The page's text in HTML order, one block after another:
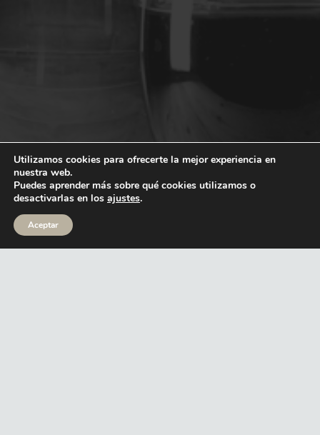
Contacto
Camino Barranco Badajoz 38.500 Güimar
Utilizamos cookies para ofrecerte la mejor experiencia en
nuestra web.
Puedes aprender más sobre qué cookies utilizamos o
desactivarlas en los ajustes.
Aceptar